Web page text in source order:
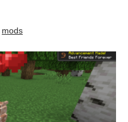
mods